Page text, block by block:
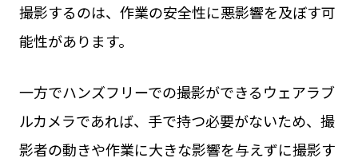
撮影するのは、作業の安全性に悪影響を及ぼす可
能性があります。
一方でハンズフリーでの撮影ができるウェアラブ
ルカメラであれば、手で持つ必要がないため、撮
影者の動きや作業に大きな影響を与えずに撮影す